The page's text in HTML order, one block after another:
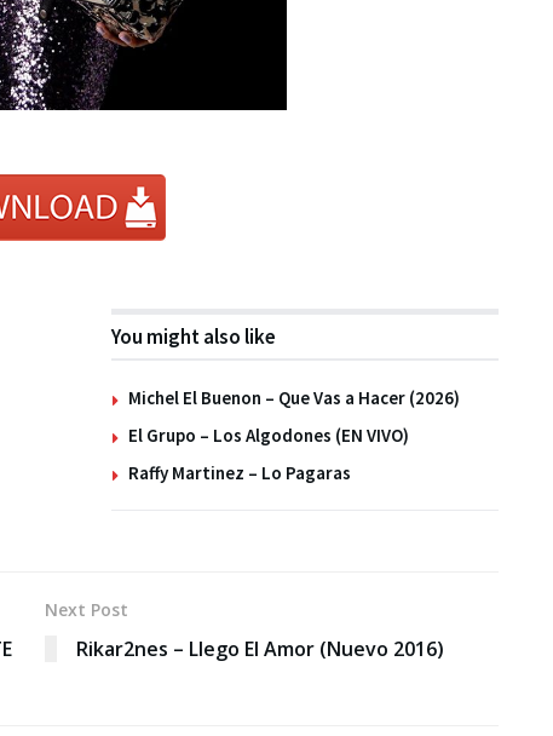
You might also like
Michel El Buenon – Que Vas a Hacer (2026)
El Grupo – Los Algodones (EN VIVO)
Raffy Martinez – Lo Pagaras
Next Post
Rikar2nes – Llego El Amor (Nuevo 2016)